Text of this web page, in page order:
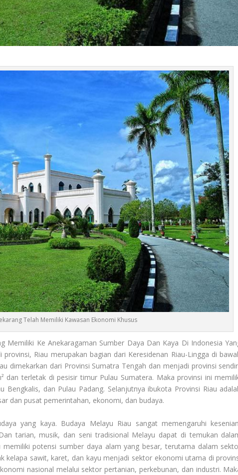
Telah Memiliki Kawasan Ekonomi Khusus
Memiliki Ke Anekaragaman Sumber Daya Dan Kaya Di Indonesia
Riau merupakan bagian dari Keresidenan Riau-Lingga di
dimekarkan dari Provinsi Sumatra Tengah dan menjadi provinsi
dan terletak di pesisir timur Pulau Sumatera. Maka provinsi ini
Bengkalis, dan Pulau Padang. Selanjutnya ibukota Provinsi Riau
dan pusat pemerintahan, ekonomi, dan budaya.
yang kaya. Budaya Melayu Riau sangat memengaruhi
tarian, musik, dan seni tradisional Melayu dapat di temukan
potensi sumber daya alam yang besar, terutama dalam
kelapa sawit, karet, dan kayu menjadi sektor ekonomi utama di
nasional melalui sektor pertanian, perkebunan, dan industri.